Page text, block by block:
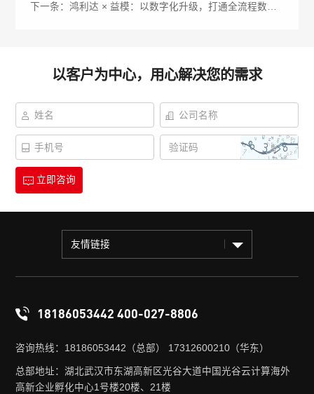
下一条：鸿利达 × 益模：以数字化升级，打通全流程数据孤岛，共赴 “灯塔工厂” 新征程
以客户为中心，用心解决您的需求
立即咨询
友情链接
18186053442 400-027-8806
咨询热线：18186053442（总部） 17312600210（华东）
总部地址：湖北武汉市东湖高新区光谷大道中国光谷云计算海外
高新企业孵化中心1号楼20楼、21楼